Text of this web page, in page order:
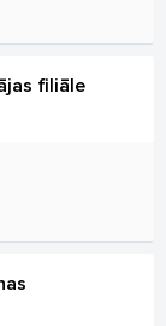
filiāle